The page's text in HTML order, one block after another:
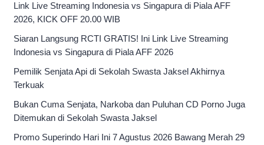
Link Live Streaming Indonesia vs Singapura di Piala AFF
2026, KICK OFF 20.00 WIB
Siaran Langsung RCTI GRATIS! Ini Link Live Streaming
Indonesia vs Singapura di Piala AFF 2026
Pemilik Senjata Api di Sekolah Swasta Jaksel Akhirnya
Terkuak
Bukan Cuma Senjata, Narkoba dan Puluhan CD Porno Juga
Ditemukan di Sekolah Swasta Jaksel
Promo Superindo Hari Ini 7 Agustus 2026 Bawang Merah 29